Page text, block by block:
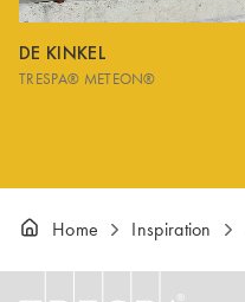
DE KINKEL
TRESPA® METEON®
Home Inspiration